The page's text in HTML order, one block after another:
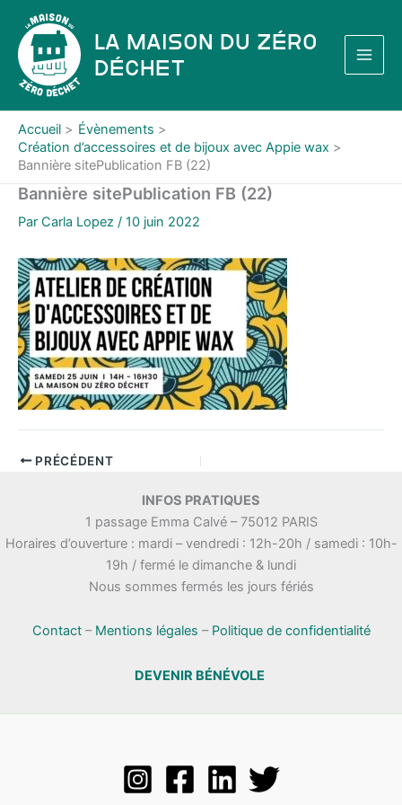
contenu
La Maison du Zéro
Déchet
Accueil
Évènements
Création d’accessoires et de bijoux avec Appie wax
Bannière sitePublication FB (22)
Bannière sitePublication FB (22)
Par Carla Lopez / 10 juin 2022
PRÉCÉDENT
INFOS PRATIQUES
1 passage Emma Calvé – 75012 PARIS
Horaires d’ouverture : mardi – vendredi : 12h-20h / samedi : 10h-
19h / fermé le dimanche & lundi
Nous sommes fermés les jours fériés
Contact– Mentions légales – Politique de confidentialité
DEVENIR BÉNÉVOLE